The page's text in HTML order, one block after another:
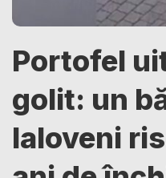
Portofel
golit: un
Ialoveni